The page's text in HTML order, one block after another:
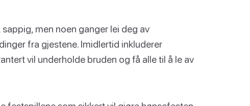
men noen ganger lei deg av
fra gjestene. Imidlertid inkluderer
vil underholde bruden og få alle til å le av